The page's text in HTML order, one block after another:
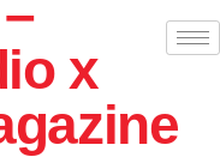
x